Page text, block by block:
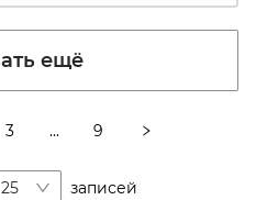
ещё
3 ... 9
25 записей